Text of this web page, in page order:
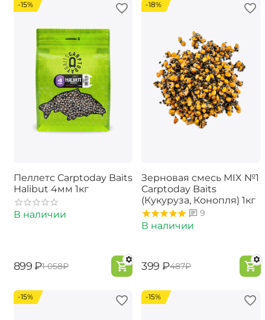
-15%
Пеллетс Carptoday Baits
Halibut 4мм 1кг
В наличии
‍899‍ ₽‍1 058‍₽
-18%
Зерновая смесь MIX №1
Carptoday Baits
(Кукуруза, Конопля) 1кг
9
В наличии
‍399‍ ₽‍487‍₽
-15% -15%